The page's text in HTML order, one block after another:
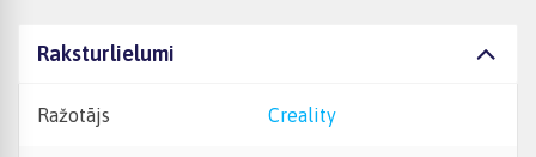
Raksturlielumi
Ražotājs Creality